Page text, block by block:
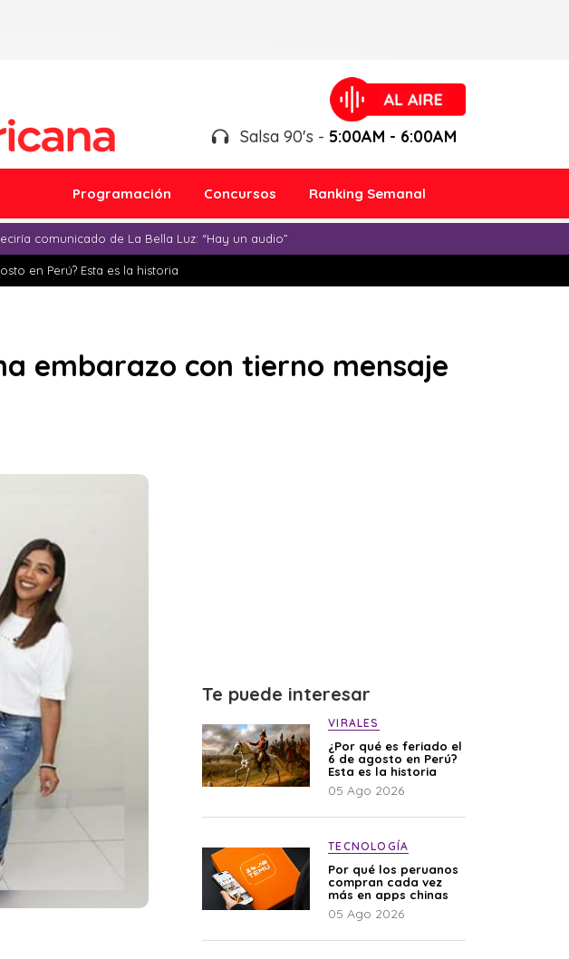
Salsa 90's - 5:00AM - 6:00AM
Programación Concursos Ranking Semanal
comunicado de La Bella Luz: “Hay un audio”
en Perú? Esta es la historia
embarazo con tierno mensaje
Te puede interesar
VIRALES
¿Por qué es feriado el
6 de agosto en Perú?
Esta es la historia
05 Ago 2026
TECNOLOGÍA
Por qué los peruanos
compran cada vez
más en apps chinas
05 Ago 2026